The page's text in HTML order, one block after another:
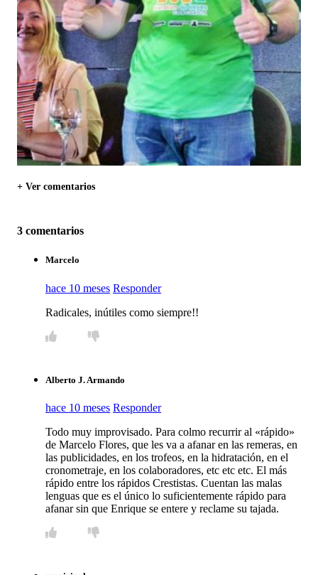
+ Ver comentarios
3 comentarios
Marcelo
hace 10 meses Responder
Radicales, inútiles como siempre!!
Alberto J. Armando
hace 10 meses Responder
Todo muy improvisado. Para colmo recurrir al «rápido»
de Marcelo Flores, que les va a afanar en las remeras, en
las publicidades, en los trofeos, en la hidratación, en el
cronometraje, en los colaboradores, etc etc etc. El más
rápido entre los rápidos Crestistas. Cuentan las malas
lenguas que es el único lo suficientemente rápido para
afanar sin que Enrique se entere y reclame su tajada.